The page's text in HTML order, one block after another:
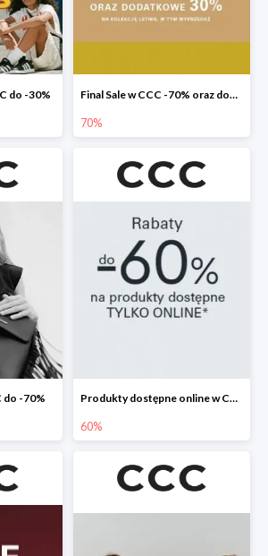
do -30% Final Sale w CCC -70% oraz dodatkowe -30%
70%
do -70% Produkty dostępne online w CCC do -60%
60%